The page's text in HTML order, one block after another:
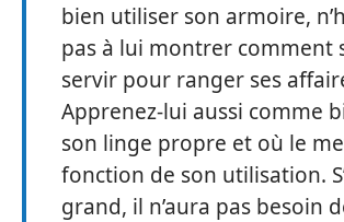
bien utiliser son armoire,
pas à lui montrer comment
servir pour ranger ses
Apprenez-lui aussi comme
son linge propre et où le
fonction de son utilisation.
grand, il n’aura pas besoin